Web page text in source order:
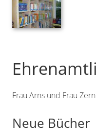
Frau Arns und Frau
Neue Bücher